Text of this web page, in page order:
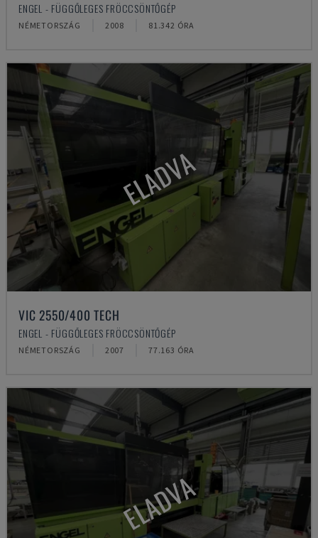
ENGEL - FÜGGŐLEGES FRÖCCSÖNTŐGÉP
NÉMETORSZÁG 2008 81.342 ÓRA
ELADVA
VIC 2550/400 TECH
ENGEL - FÜGGŐLEGES FRÖCCSÖNTŐGÉP
NÉMETORSZÁG 2007 77.163 ÓRA
ELADVA